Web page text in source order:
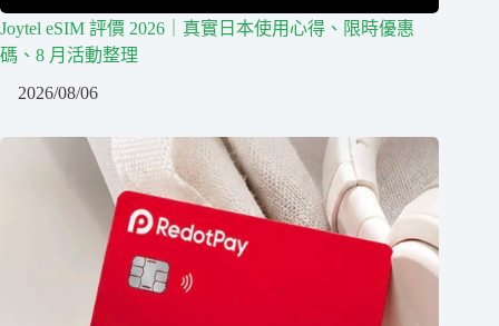
Joytel eSIM 評價 2026｜真實日本使用心得、限時優惠
碼、8 月活動整理
2026/08/06